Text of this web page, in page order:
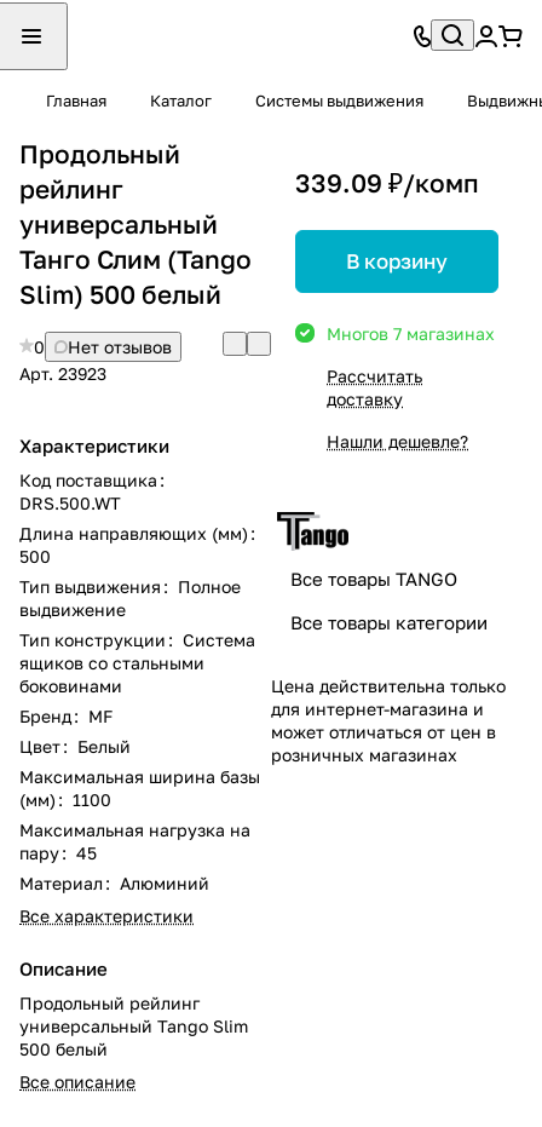
Главная Каталог Системы выдвижения
Продольный
рейлинг
универсальный
Танго Слим (Tango
Slim) 500 белый
0
Нет отзывов
Арт. 23923
Характеристики
Код поставщика :
DRS.500.WT
Длина направляющих (мм) :
500
Тип выдвижения : Полное
выдвижение
Тип конструкции : Система
ящиков со стальными
боковинами
Бренд: MF
Цвет: Белый
Максимальная ширина базы
(мм) : 1100
Максимальная нагрузка на
пару: 45
Материал : Алюминий
Все характеристики
Описание
Продольный рейлинг
универсальный Tango Slim
500 белый
Все описание
339.09 ₽/комп
В корзину
Многов 7 магазинах
Рассчитать
доставку
Нашли дешевле?
Все товары TANGO
Все товары категории
Цена действительна только
для интернет-магазина и
может отличаться от цен в
розничных магазинах